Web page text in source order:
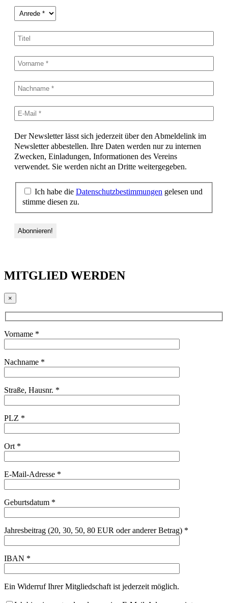
Der Newsletter lässt sich jederzeit über den Abmeldelink im
Newsletter abbestellen. Ihre Daten werden nur zu internen
Zwecken, Einladungen, Informationen des Vereins
verwendet. Sie werden nicht an Dritte weitergegeben.
Ich habe die Datenschutzbestimmungen gelesen und
stimme diesen zu.
MITGLIED WERDEN
×
Vorname *
Nachname *
Straße, Hausnr. *
PLZ *
Ort *
E-Mail-Adresse *
Geburtsdatum *
Jahresbeitrag (20, 30, 50, 80 EUR oder anderer Betrag) *
IBAN *
Ein Widerruf Ihrer Mitgliedschaft ist jederzeit möglich.